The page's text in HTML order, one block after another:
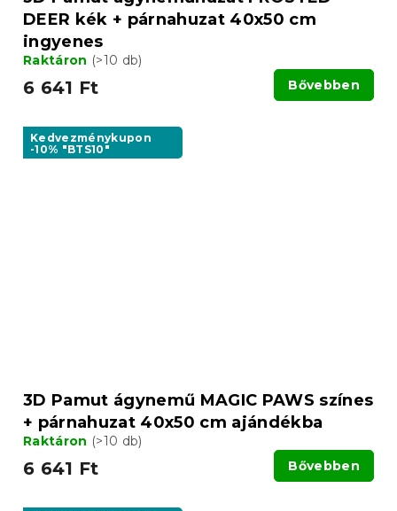
DEER kék + párnahuzat 40x50 cm
ingyenes
Raktáron (>10 db)
6 641 Ft Bővebben
Kedvezménykupon
-10% "BTS10"
3D Pamut ágynemű MAGIC PAWS színes
+ párnahuzat 40x50 cm ajándékba
Raktáron (>10 db)
6 641 Ft Bővebben